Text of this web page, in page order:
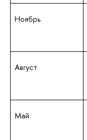
Ноябрь
Август
Май